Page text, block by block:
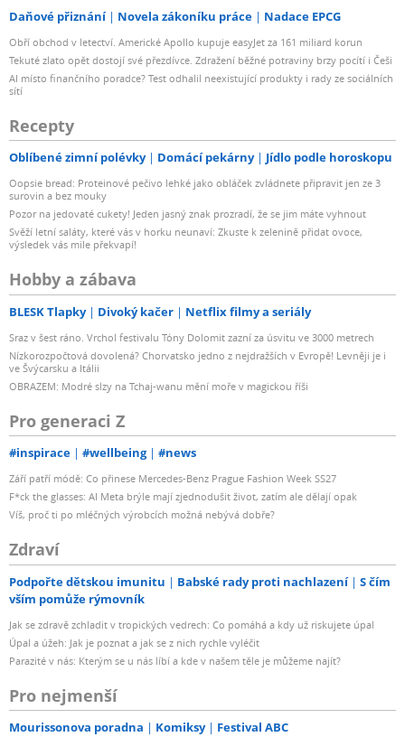
Daňové přiznání Novela zákoníku práce Nadace EPCG
Obří obchod v letectví. Americké Apollo kupuje easyJet za 161 miliard korun
Tekuté zlato opět dostojí své přezdívce. Zdražení běžné potraviny brzy pocítí i Češi
AI místo finančního poradce? Test odhalil neexistující produkty i rady ze sociálních
sítí
Recepty
Oblíbené zimní polévky Domácí pekárny Jídlo podle horoskopu
Oopsie bread: Proteinové pečivo lehké jako obláček zvládnete připravit jen ze 3
surovin a bez mouky
Pozor na jedovaté cukety! Jeden jasný znak prozradí, že se jim máte vyhnout
Svěží letní saláty, které vás v horku neunaví: Zkuste k zelenině přidat ovoce,
výsledek vás mile překvapí!
Hobby a zábava
BLESK Tlapky Divoký kačer Netflix filmy a seriály
Sraz v šest ráno. Vrchol festivalu Tóny Dolomit zazní za úsvitu ve 3000 metrech
Nízkorozpočtová dovolená? Chorvatsko jedno z nejdražších v Evropě! Levněji je i
ve Švýcarsku a Itálii
OBRAZEM: Modré slzy na Tchaj-wanu mění moře v magickou říši
Pro generaci Z
#inspirace #wellbeing #news
Září patří módě: Co přinese Mercedes-Benz Prague Fashion Week SS27
F*ck the glasses: AI Meta brýle mají zjednodušit život, zatím ale dělají opak
Víš, proč ti po mléčných výrobcích možná nebývá dobře?
Zdraví
Podpořte dětskou imunitu Babské rady proti nachlazení
S čím
vším pomůže rýmovník
Jak se zdravě zchladit v tropických vedrech: Co pomáhá a kdy už riskujete úpal
Úpal a úžeh: Jak je poznat a jak se z nich rychle vyléčit
Parazité v nás: Kterým se u nás líbí a kde v našem těle je můžeme najít?
Pro nejmenší
Mourissonova poradna Komiksy Festival ABC